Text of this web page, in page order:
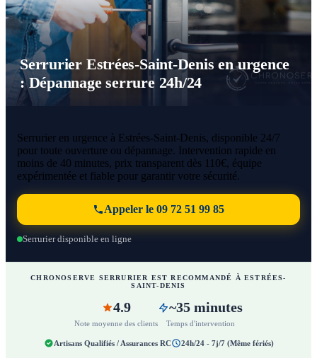
Serrurier Estrées-Saint-Denis en urgence
: Dépannage serrure 24h/24
Serrurier en urgence à Estrées-Saint-Denis, disponible 24/7
pour toute ouverture ou dépannage. Intervention rapide en
moins de 40 minutes, prix transparent dès 110€, équipe
expérimentée et fiable pour garantir votre sécurité.
Appeler le 09 72 51 99 85
Serrurier disponible en ligne
CHRONOSERVE SERRURIER EST RECOMMANDÉ À ESTRÉES-
SAINT-DENIS
4.9
Note moyenne des clients
~35 minutes
Temps d'intervention
Artisans Qualifiés / Assurances RC 24h/24 - 7j/7 (Même fériés)